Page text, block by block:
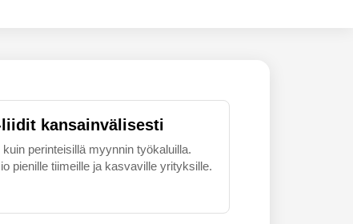
kansainvälisesti
perinteisillä myynnin työkaluilla.
pienille tiimeille ja kasvaville yrityksille.